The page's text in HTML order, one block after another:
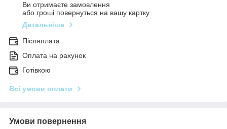
Ви отримаєте замовлення
або гроші повернуться на вашу картку
Детальніше
Післяплата
Оплата на рахунок
Готівкою
Всі умови оплати
Умови повернення